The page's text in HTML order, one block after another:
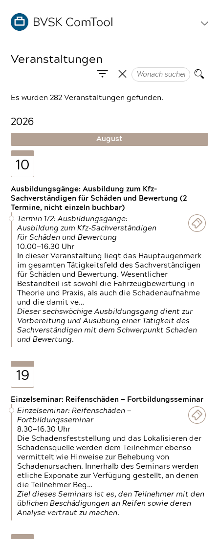
Veranstaltungen
Es wurden 282 Veranstaltungen gefunden.
2026
August
10
Ausbildungsgänge: Ausbildung zum Kfz-
Sachverständigen für Schäden und Bewertung (2
Termine, nicht einzeln buchbar)
Termin 1/2: Ausbildungsgänge:
Ausbildung zum Kfz-Sachverständigen
für Schäden und Bewertung
10.00—16.30 Uhr
In dieser Veranstaltung liegt das Hauptaugenmerk
im gesamten Tätigkeitsfeld des Sachverständigen
für Schäden und Bewertung. Wesentlicher
Bestandteil ist sowohl die Fahrzeugbewertung in
Theorie und Praxis, als auch die Schadenaufnahme
und die damit ve…
Dieser sechswöchige Ausbildungsgang dient zur
Vorbereitung und Ausübung einer Tätigkeit des
Sachverständigen mit dem Schwerpunkt Schaden
und Bewertung.
19
Einzelseminar: Reifenschäden — Fortbildungsseminar
Einzelseminar: Reifenschäden —
Fortbildungsseminar
8.30—16.30 Uhr
Die Schadensfeststellung und das Lokalisieren der
Schadensquelle werden dem Teilnehmer ebenso
vermittelt wie Hinweise zur Behebung von
Schadenursachen. Innerhalb des Seminars werden
etliche Exponate zur Verfügung gestellt, an denen
die Teilnehmer Beg…
Ziel dieses Seminars ist es, den Teilnehmer mit den
üblichen Beschädigungen an Reifen sowie deren
Analyse vertraut zu machen.